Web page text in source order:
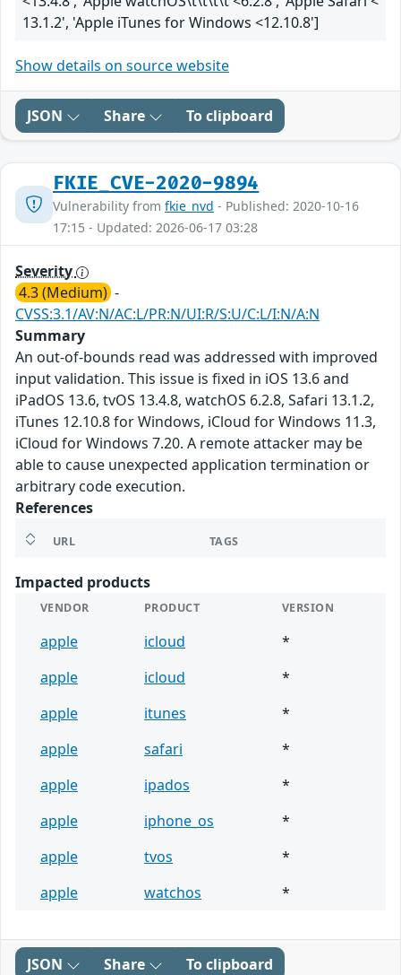
13.1.2', 'Apple iTunes for Windows <12.10.8']
Show details on source website
JSON Share To clipboard
FKIE_CVE-2020-9894
Vulnerability from fkie_nvd - Published: 2020-10-16
17:15 - Updated: 2026-06-17 03:28
Severity
4.3 (Medium) -
CVSS:3.1/AV:N/AC:L/PR:N/UI:R/S:U/C:L/I:N/A:N
Summary
An out-of-bounds read was addressed with improved
input validation. This issue is fixed in iOS 13.6 and
iPadOS 13.6, tvOS 13.4.8, watchOS 6.2.8, Safari 13.1.2,
iTunes 12.10.8 for Windows, iCloud for Windows 11.3,
iCloud for Windows 7.20. A remote attacker may be
able to cause unexpected application termination or
arbitrary code execution.
References
URL TAGS
Impacted products
VENDOR PRODUCT VERSION
apple icloud
*
apple
icloud
*
apple
itunes
*
apple
safari
*
apple
ipados
*
apple
iphone_os
*
apple
tvos
*
apple
watchos *
JSON Share To clipboard